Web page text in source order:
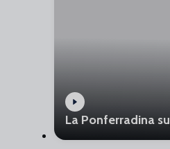
La Ponferradina